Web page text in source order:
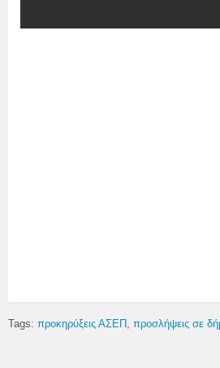
Tags: προκηρύξεις ΑΣΕΠ προσλήψεις σε